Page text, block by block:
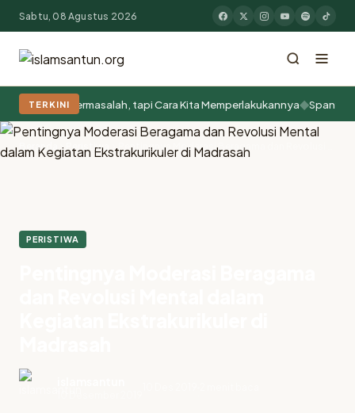
Populer:Moderasi BeragamaKhutbah JumatPesantren
Tokoh Islam
Sabtu, 08 Agustus 2026
TERKINI
SINTA yang Bermasalah, tapi Cara Kita Memperlakukannya◆Spanyol
Beranda Peristiwa
PERISTIWA